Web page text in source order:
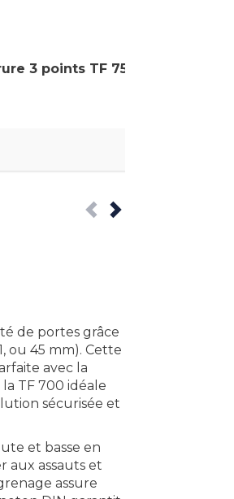
3 points TF 750
de portes grâce
ou 45 mm). Cette
avec la
TF 700 idéale
sécurisée et
et basse en
aux assauts et
assure